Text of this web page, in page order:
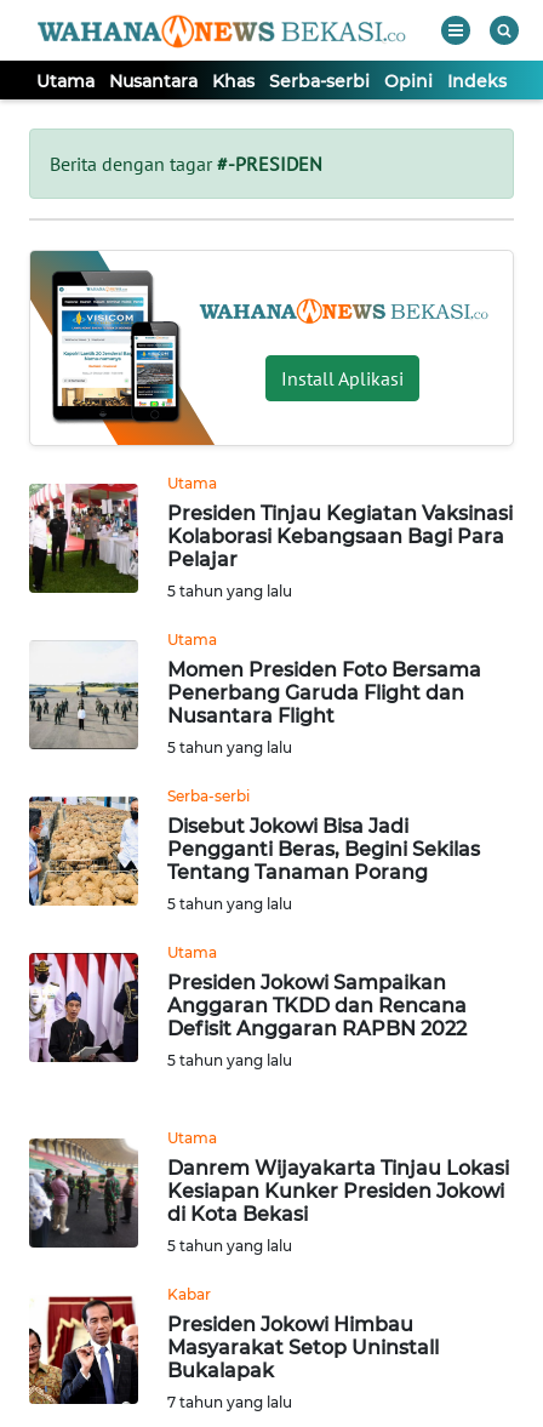
Utama Nusantara Khas Serba-serbi Opini Indeks
Berita dengan tagar#-PRESIDEN
Install Aplikasi
Utama
Presiden Tinjau Kegiatan Vaksinasi
Kolaborasi Kebangsaan Bagi Para
Pelajar
5 tahun yang lalu
Utama
Momen Presiden Foto Bersama
Penerbang Garuda Flight dan
Nusantara Flight
5 tahun yang lalu
Serba-serbi
Disebut Jokowi Bisa Jadi
Pengganti Beras, Begini Sekilas
Tentang Tanaman Porang
5 tahun yang lalu
Utama
Presiden Jokowi Sampaikan
Anggaran TKDD dan Rencana
Defisit Anggaran RAPBN 2022
5 tahun yang lalu
Utama
Danrem Wijayakarta Tinjau Lokasi
Kesiapan Kunker Presiden Jokowi
di Kota Bekasi
5 tahun yang lalu
Kabar
Presiden Jokowi Himbau
Masyarakat Setop Uninstall
Bukalapak
7 tahun yang lalu
Tutup
UTAMA
NUSANTARA
KHAS
SERBA-
SERBI
OPINI
Informasi
INDEKS
KONTAK
KAMI
INFO
IKLAN
TENTANG
PEDOMAN
MEDIA
SIBER
KARIR
DISCLAIMER
Wahana
News
Regional
WN